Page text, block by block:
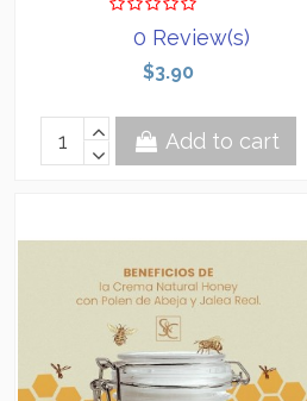
0 Review(s)
$3.90
Add to cart